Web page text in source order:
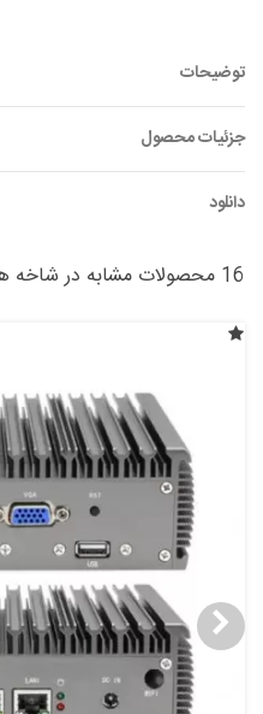
توضیحات
جزئیات محصول
دانلود
16 محصولات مشابه در شاخه های مختلف: